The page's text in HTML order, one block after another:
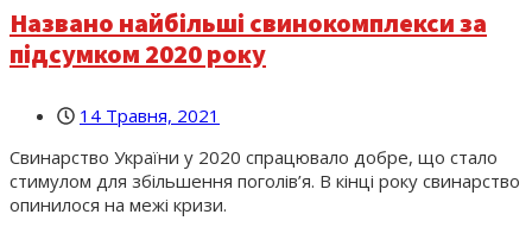
Названо найбільші свинокомплекси за
підсумком 2020 року
14 Травня, 2021
Свинарство України у 2020 спрацювало добре, що стало
стимулом для збільшення поголів’я. В кінці року свинарство
опинилося на межі кризи.